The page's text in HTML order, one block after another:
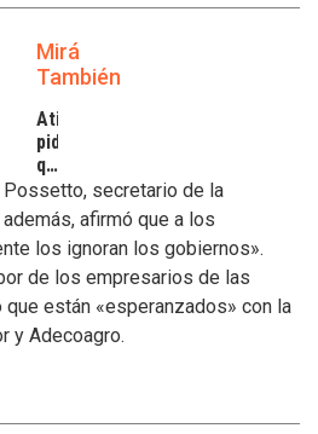
Mirá
También
Atilra
pide
que
se
atiendan
inconvenientes
de
los
tamberos
secretario de la
afirmó que a los
los ignoran los gobiernos».
de los empresarios de las
están «esperanzados» con la
y Adecoagro.